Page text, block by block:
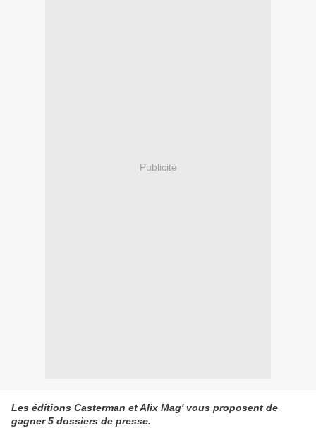
Publicité
Les éditions Casterman et Alix Mag' vous proposent de
gagner 5 dossiers de presse.